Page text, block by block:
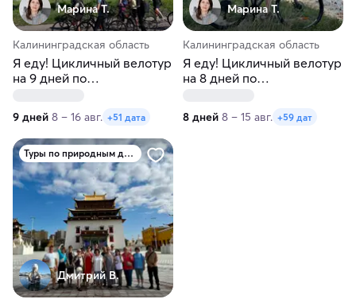
Марина Т.
Калининградская область
Я еду! Цикличный велотур
на 9 дней по
9 дней 8 – 16 авг. +51 дата
Марина Т.
Калининградская область
Я еду! Цикличный велотур
на 8 дней по
8 дней 8 – 15 авг. +59 дат
Туры по природным достопримечательностям
Дмитрий В.